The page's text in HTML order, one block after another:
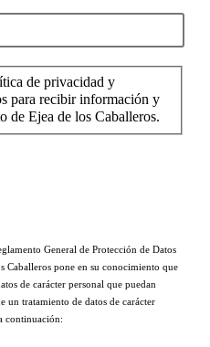
de privacidad y
para recibir información y
de Ejea de los Caballeros.
General de Protección de Datos
Caballeros pone en su conocimiento que
de carácter personal que puedan
tratamiento de datos de carácter
continuación: